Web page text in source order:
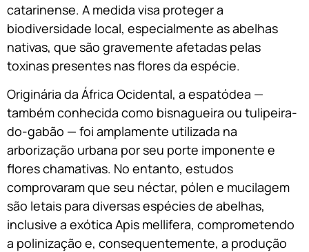
catarinense. A medida visa proteger a
biodiversidade local, especialmente as abelhas
nativas, que são gravemente afetadas pelas
toxinas presentes nas flores da espécie.
Originária da África Ocidental, a espatódea —
também conhecida como bisnagueira ou tulipeira-
do-gabão — foi amplamente utilizada na
arborização urbana por seu porte imponente e
flores chamativas. No entanto, estudos
comprovaram que seu néctar, pólen e mucilagem
são letais para diversas espécies de abelhas,
inclusive a exótica Apis mellifera, comprometendo
a polinização e, consequentemente, a produção